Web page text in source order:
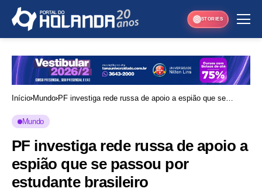
STORIES
Início Mundo PF investiga rede russa de apoio a espião que se
Mundo
PF investiga rede russa de apoio a
espião que se passou por
estudante brasileiro